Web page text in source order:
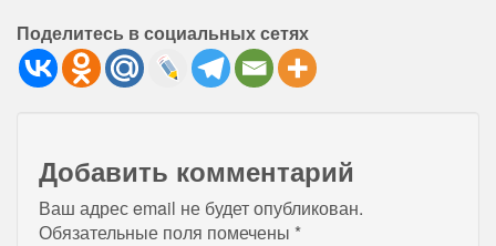
Поделитесь в социальных сетях
Добавить комментарий
Ваш адрес email не будет опубликован.
Обязательные поля помечены *